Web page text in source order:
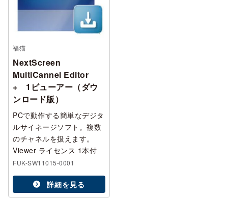
福猫
NextScreen
MultiCannel Editor
+ 1ビューアー（ダウ
ンロード版）
PCで動作する簡単なデジタ
ルサイネージソフト。複数
のチャネルを扱えます。
Viewer ライセンス 1本付
FUK-SW11015-0001
詳細を見る